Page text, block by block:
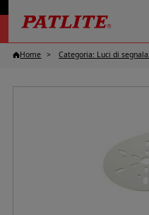
Home Categoria: Luci di